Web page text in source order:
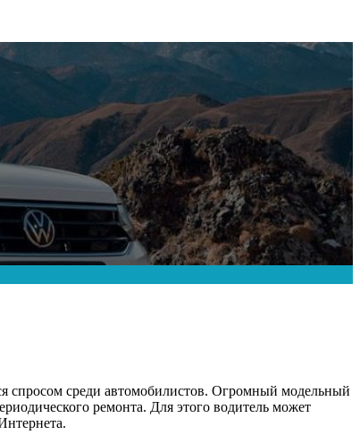
спросом среди автомобилистов. Огромный модельный
ремонта. Для этого водитель может